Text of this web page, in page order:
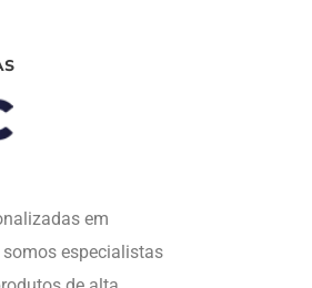
em
somos especialistas